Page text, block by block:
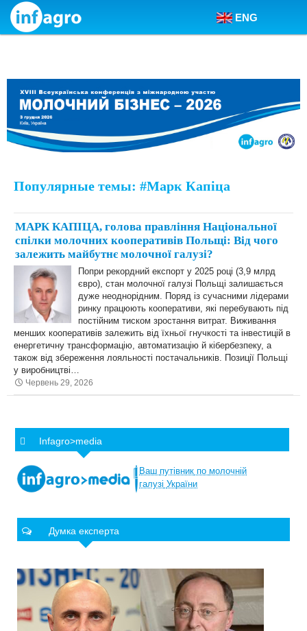
Skip to content
ENG
Популярные темы: #Марк Капіца
МАРК КАПІЦА, голова правління Національної
спілки молочних кооперативів Польщі: Від чого
залежить майбутнє молочної галузі?
Попри рекордний експорт у 2025 році (3,9 млрд
євро), стан молочної галузі Польщі залишається
дуже неоднорідним. Поряд із сучасними лідерами
ринку працюють кооперативи, які перебувають під
постійним тиском зростання витрат. Виживання
менших кооперативів залежить від їхньої гнучкості та інвестицій в
енергетичну трансформацію, автоматизацію й кібербезпеку, а
також від збереження лояльності постачальників. Позиції Польщі
у виробництві…
Червень 29, 2026
Infagro>media
Ваш путівник по молочній
галузі України
Думка експерта